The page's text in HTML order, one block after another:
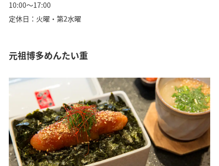
10:00〜17:00
定休日：火曜・第2水曜
元祖博多めんたい重